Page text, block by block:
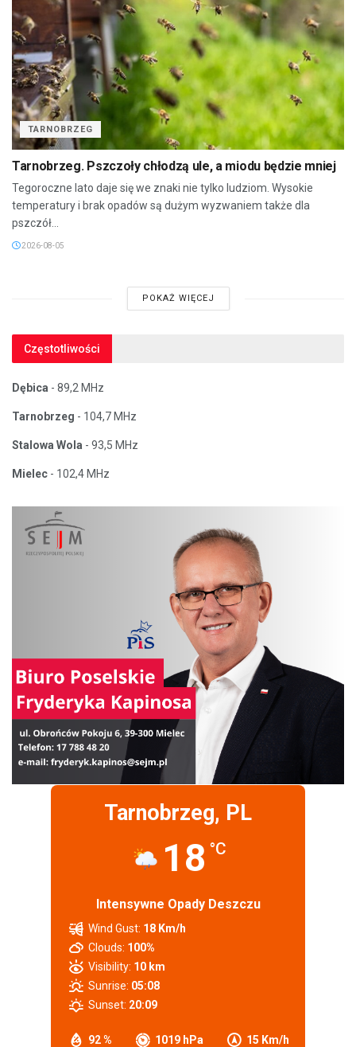
TARNOBRZEG
Tarnobrzeg. Pszczoły chłodzą ule, a miodu będzie mniej
Tegoroczne lato daje się we znaki nie tylko ludziom. Wysokie
temperatury i brak opadów są dużym wyzwaniem także dla
pszczół...
2026-08-05
POKAŻ WIĘCEJ
Częstotliwości
Dębica - 89,2 MHz
Tarnobrzeg - 104,7 MHz
Stalowa Wola - 93,5 MHz
Mielec - 102,4 MHz
Tarnobrzeg, PL
18 °C
Intensywne Opady Deszczu
92 % 1019 hPa 15 Km/h
Wind Gust: 18 Km/h
Clouds: 100%
Visibility: 10 km
Sunrise: 05:08
Sunset: 20:09